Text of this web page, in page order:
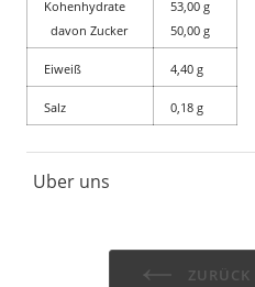
Kohenhydrate
davon Zucker
53,00 g
50,00 g
Eiweiß 4,40 g
Salz 0,18 g
Uber uns